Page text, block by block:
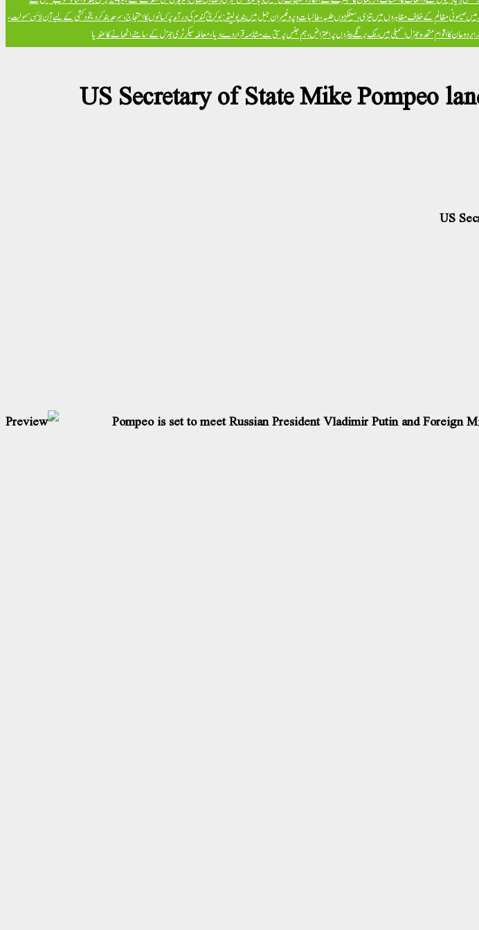
صیہونی مظالم کے خلاف مظاہروں میں تیزی، سینکڑوں طلبہ، طالبات و پروفیسران جیل میں بندپولینڈ: یوکرینی گندم کی درآمد پر کسانوں کا احتجاج، سرحد بند کر دیخود کشی کے لیے آن لائن سہولت،
کا اقوام متحدہ جنرل اسمبلی میں رنگ برنگے بینروں پر اعتراض، ہم جنس پرستی سے مشابہہ قرار دے دیا، معاملہ سیکرٹری جنرل کے سامنے اٹھانے کا عندیا
US Secretary of State Mike Pompeo
US
Pompeo is set to meet Russian President Vladimir Putin and